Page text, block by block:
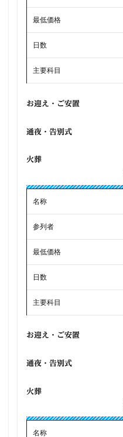
最低価格
日数
主要科目
お迎え・ご安置
通夜・告別式
火葬
名称
参列者
最低価格
日数
主要科目
お迎え・ご安置
通夜・告別式
火葬
名称